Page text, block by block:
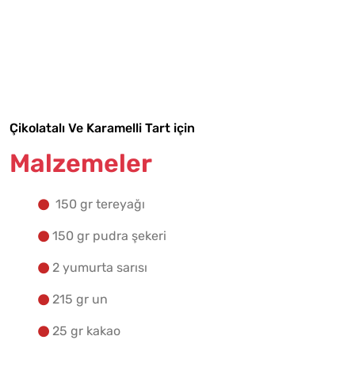
Çikolatalı Ve Karamelli Tart için
Malzemeler
150 gr tereyağı
150 gr pudra şekeri
2 yumurta sarısı
215 gr un
25 gr kakao